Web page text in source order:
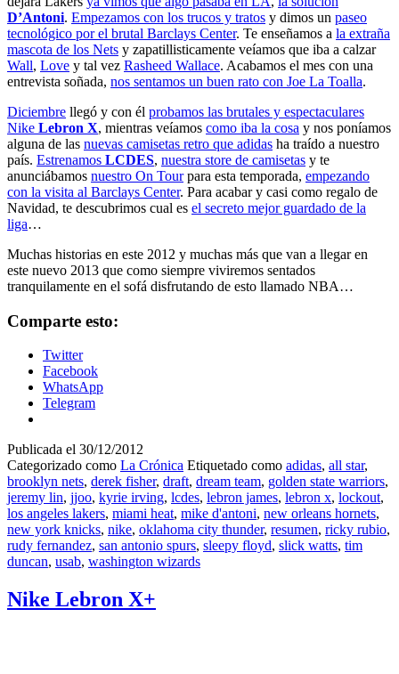
D’Antoni. Empezamos con los trucos y tratos y dimos un paseo
tecnológico por el brutal Barclays Center. Te enseñamos a la extraña
mascota de los Nets y zapatillisticamente veíamos que iba a calzar
Wall, Love y tal vez Rasheed Wallace. Acabamos el mes con una
entrevista soñada, nos sentamos un buen rato con Joe La Toalla.
Diciembre llegó y con él probamos las brutales y espectaculares
Nike Lebron X, mientras veíamos como iba la cosa y nos poníamos
alguna de las nuevas camisetas retro que adidas ha traído a nuestro
país. Estrenamos LCDES, nuestra store de camisetas y te
anunciábamos nuestro On Tourpara esta temporada, empezando
con la visita al Barclays Center. Para acabar y casi como regalo de
Navidad, te descubrimos cual es el secreto mejor guardado de la
liga…
Muchas historias en este 2012 y muchas más que van a llegar en
este nuevo 2013 que como siempre viviremos sentados
tranquilamente en el sofá disfrutando de esto llamado NBA…
Comparte esto:
Twitter
Facebook
WhatsApp
Telegram
Publicada el 30/12/2012
Categorizado como La Crónica Etiquetado como adidas, all star,
brooklyn nets, derek fisher, draft, dream team, golden state warriors,
jeremy lin, jjoo, kyrie irving, lcdes, lebron james, lebron x, lockout,
los angeles lakers, miami heat, mike d'antoni, new orleans hornets,
new york knicks, nike, oklahoma city thunder, resumen, ricky rubio,
rudy fernandez, san antonio spurs, sleepy floyd, slick watts, tim
duncan, usab, washington wizards
Nike Lebron X+